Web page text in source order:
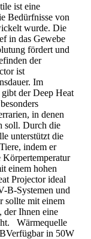
ist eine
Bedürfnisse von
wurde. Die
in das Gewebe
fördert und
der
ist
Im
der Deep Heat
in denen
soll. Durch die
unterstützt die
indem er
einem hohen
Projector ideal
B-Systemen und
sollte mit einem
der Ihnen eine
Wärmequelle
in 50W